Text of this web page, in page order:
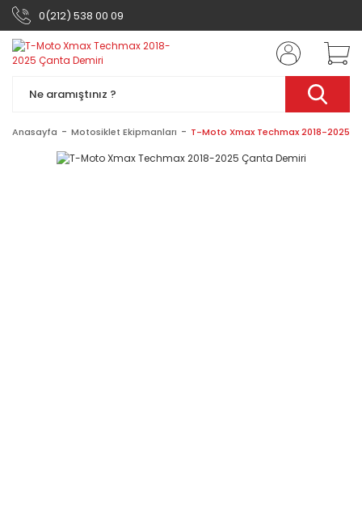
0(212) 538 00 09
Anasayfa Motosiklet Ekipmanları T-Moto Xmax Techmax 2018-2025